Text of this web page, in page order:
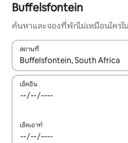
Buffelsfontein
ค้นหาและจองที่พักไม่เหมือนใครใ
สถานที่
ใช้ลูกศรขึ้นลง หรือใช้การสัมผัสหรือ
เช็คอิน
เช็คเอาท์